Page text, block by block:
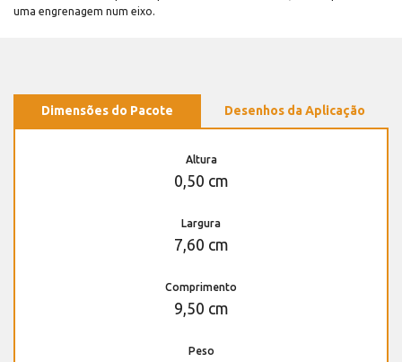
uma engrenagem num eixo.
Dimensões do Pacote Desenhos da Aplicação
Altura
0,50 cm
Largura
7,60 cm
Comprimento
9,50 cm
Peso